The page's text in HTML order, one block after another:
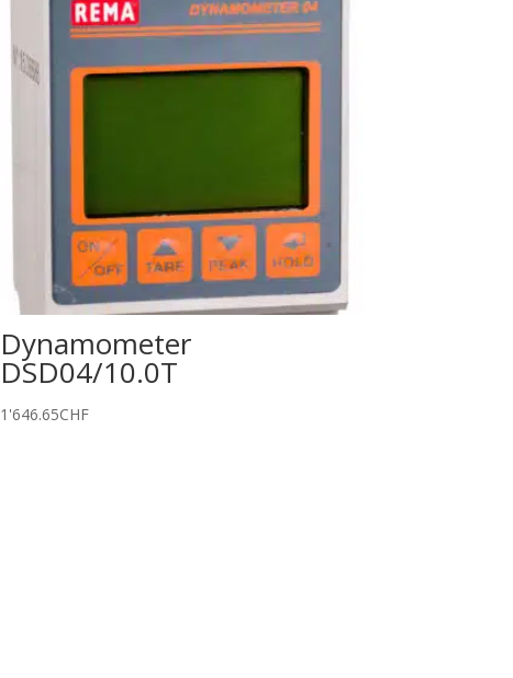
Dynamometer
DSD04/10.0T
1'646.65CHF